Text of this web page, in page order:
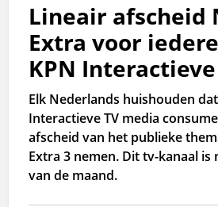
Lineair afscheid
Extra voor
KPN Interactieve
Elk Nederlands huishouden
Interactieve TV media
afscheid van het publieke
Extra 3 nemen. Dit tv-kanaal is
van de maand.